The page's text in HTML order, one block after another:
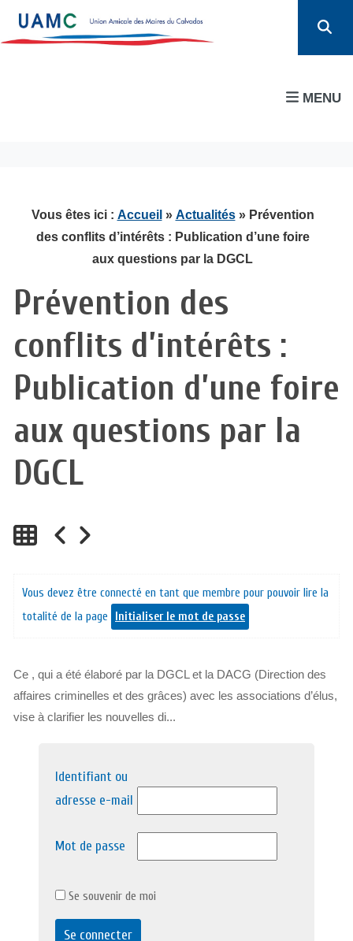
MENU
Vous êtes ici : Accueil » Actualités» Prévention
des conflits d’intérêts : Publication d’une foire
aux questions par la DGCL
Prévention des
conflits d’intérêts :
Publication d’une foire
aux questions par la
DGCL
Vous devez être connecté en tant que membre pour pouvoir lire la
totalité de la page
Initialiser le mot de passe
Ce , qui a été élaboré par la DGCL et la DACG (Direction des
affaires criminelles et des grâces) avec les associations d’élus,
vise à clarifier les nouvelles di...
Identifiant ou
adresse e-mail
Mot de passe
Se souvenir de moi